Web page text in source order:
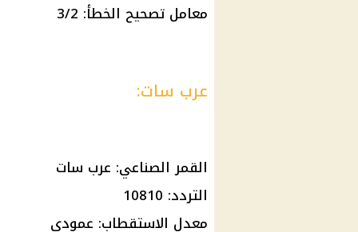
معامل تصحيح الخطأ: 3/2
عرب سات:
القمر الصناعي: عرب سات
التردد: 10810
معدل الاستقطاب: عمودي